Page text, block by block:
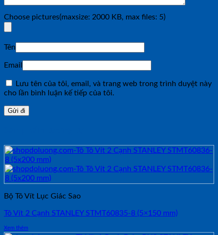
Choose pictures(maxsize: 2000 KB, max files: 5)
Tên
Email
Lưu tên của tôi, email, và trang web trong trình duyệt này
cho lần bình luận kế tiếp của tôi.
Bộ Tô Vít Lục Giác Sao
Tô Vít 2 Cạnh STANLEY STMT60835-8 (5×150 mm)
Xem thêm